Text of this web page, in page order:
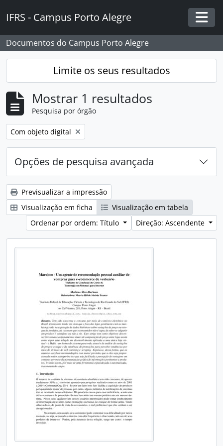
IFRS - Campus Porto Alegre
Documentos do Campus Porto Alegre
Limite os seus resultados
Mostrar 1 resultados
Pesquisa por órgão
Remover filtro:
Com objeto digital
Opções de pesquisa avançada
Previsualizar a impressão
Visualização em ficha
Visualização em tabela
Ordenar por ordem: Título
Direção: Ascendente